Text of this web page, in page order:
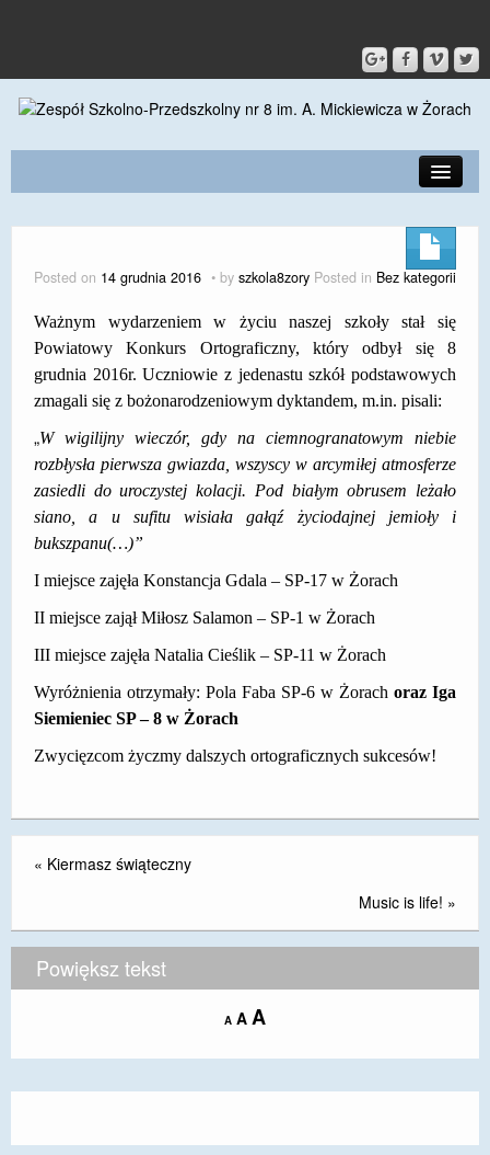
DLA RODZICÓW I UCZNIÓW
DLA PRACOWNIKÓW
GALERIA
SPORT
DOSTĘPNOŚĆ
RODO
EGZAMIN ÓSMOKLASISTY
STANDARDY OCHRONY MAŁOLETNICH
KSZTAŁCENIA OGÓLNEGO NA TERENIE MIASTA
mLegitymacja
Posted on 14 grudnia 2016 by szkola8zory Posted in Bez kategorii
Ważnym wydarzeniem w życiu naszej szkoły stał się
Powiatowy Konkurs Ortograficzny, który odbył się 8
grudnia 2016r. Uczniowie z jedenastu szkół podstawowych
zmagali się z bożonarodzeniowym dyktandem, m.in. pisali:
„W wigilijny wieczór, gdy na ciemnogranatowym niebie
rozbłysła pierwsza gwiazda, wszyscy w arcymiłej atmosferze
zasiedli do uroczystej kolacji. Pod białym obrusem leżało
siano, a u sufitu wisiała gałąź życiodajnej jemioły i
bukszpanu(…)”
I miejsce zajęła Konstancja Gdala – SP-17 w Żorach
II miejsce zajął Miłosz Salamon – SP-1 w Żorach
III miejsce zajęła Natalia Cieślik – SP-11 w Żorach
Wyróżnienia otrzymały: Pola Faba SP-6 w Żorach oraz Iga
Siemieniec SP – 8 w Żorach
Zwycięzcom życzmy dalszych ortograficznych sukcesów!
« Kiermasz świąteczny
Music is life! »
Powiększ tekst
A Decrease
size.
A Reset
size.
AIncrease
size.